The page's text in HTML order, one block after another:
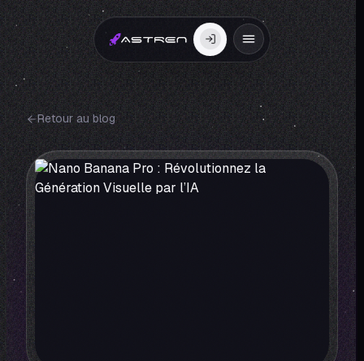
Retour au blog